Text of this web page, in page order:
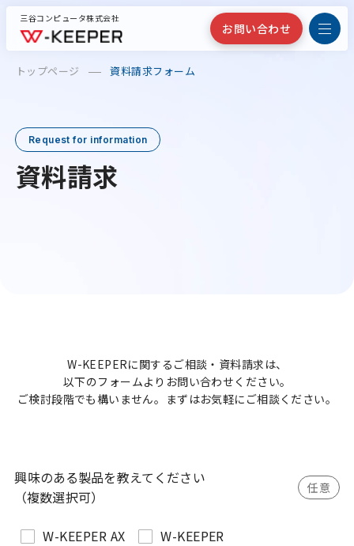
三谷コンピュータ株式会社
お問い合わせ
トップページ 資料請求フォーム
Request for information
資料請求
W-KEEPERに関するご相談・資料請求は、
以下のフォームよりお問い合わせください。
ご検討段階でも構いません。 まずはお気軽にご相談ください。
興味のある製品を教えてください
（複数選択可）
任意
W-KEEPER AX
W-KEEPER